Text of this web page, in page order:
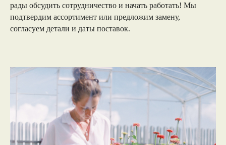
рады обсудить сотрудничество и начать работать! Мы
подтвердим ассортимент или предложим замену,
согласуем детали и даты поставок.